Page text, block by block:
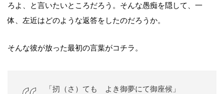
ろよ、と言いたいところだろう。そんな愚痴を隠して、一
体、左近はどのような返答をしたのだろうか。
そんな彼が放った最初の言葉がコチラ。
「扨（さ）てもゝよき御夢にて御座候」